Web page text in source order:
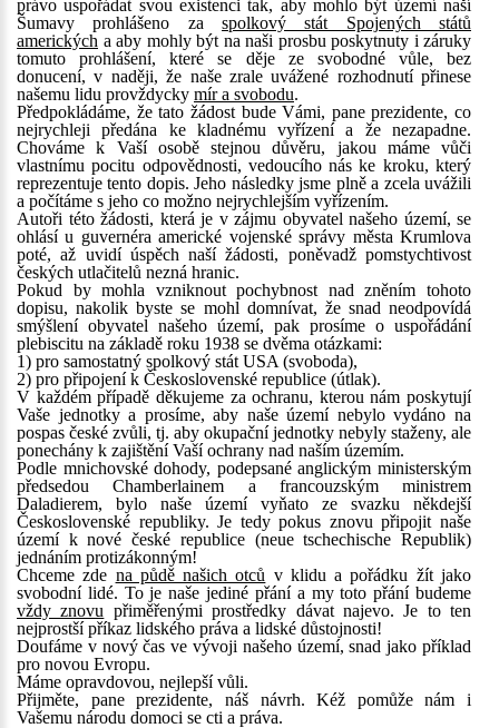
právo uspořádat svou existenci tak, aby mohlo být území naší
Šumavy prohlášeno za spolkový stát Spojených států
amerických a aby mohly být na naši prosbu poskytnuty i záruky
tomuto prohlášení, které se děje ze svobodné vůle, bez
donucení, v naději, že naše zrale uvážené rozhodnutí přinese
našemu lidu provždycky mír a svobodu.
Předpokládáme, že tato žádost bude Vámi, pane prezidente, co
nejrychleji předána ke kladnému vyřízení a že nezapadne.
Chováme k Vaší osobě stejnou důvěru, jakou máme vůči
vlastnímu pocitu odpovědnosti, vedoucího nás ke kroku, který
reprezentuje tento dopis. Jeho následky jsme plně a zcela uvážili
a počítáme s jeho co možno nejrychlejším vyřízením.
Autoři této žádosti, která je v zájmu obyvatel našeho území, se
ohlásí u guvernéra americké vojenské správy města Krumlova
poté, až uvidí úspěch naší žádosti, poněvadž pomstychtivost
českých utlačitelů nezná hranic.
Pokud by mohla vzniknout pochybnost nad zněním tohoto
dopisu, nakolik byste se mohl domnívat, že snad neodpovídá
smýšlení obyvatel našeho území, pak prosíme o uspořádání
plebiscitu na základě roku 1938 se dvěma otázkami:
1) pro samostatný spolkový stát USA (svoboda),
2) pro připojení k Československé republice (útlak).
V každém případě děkujeme za ochranu, kterou nám poskytují
Vaše jednotky a prosíme, aby naše území nebylo vydáno na
pospas české zvůli, tj. aby okupační jednotky nebyly staženy, ale
ponechány k zajištění Vaší ochrany nad naším územím.
Podle mnichovské dohody, podepsané anglickým ministerským
předsedou Chamberlainem a francouzským ministrem
Daladierem, bylo naše území vyňato ze svazku někdejší
Československé republiky. Je tedy pokus znovu připojit naše
území k nové české republice (neue tschechische Republik)
jednáním protizákonným!
Chceme zde na půdě našich otců v klidu a pořádku žít jako
svobodní lidé. To je naše jediné přání a my toto přání budeme
vždy znovu přiměřenými prostředky dávat najevo. Je to ten
nejprostší příkaz lidského práva a lidské důstojnosti!
Doufáme v nový čas ve vývoji našeho území, snad jako příklad
pro novou Evropu.
Máme opravdovou, nejlepší vůli.
Přijměte, pane prezidente, náš návrh. Kéž pomůže nám i
Vašemu národu domoci se cti a práva.